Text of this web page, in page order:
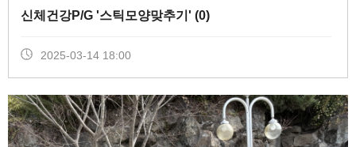
신체건강P/G '스틱모양맞추기' (0)
2025-03-14 18:00